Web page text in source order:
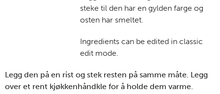
TIL DE VOKSNEsteke til den har en gylden farge og
osten har smeltet.
Ingredients can be edited in classic
edit mode.
Legg den på en rist og stek resten på samme måte. Legg
over et rent kjøkkenhåndkle for å holde dem varme.